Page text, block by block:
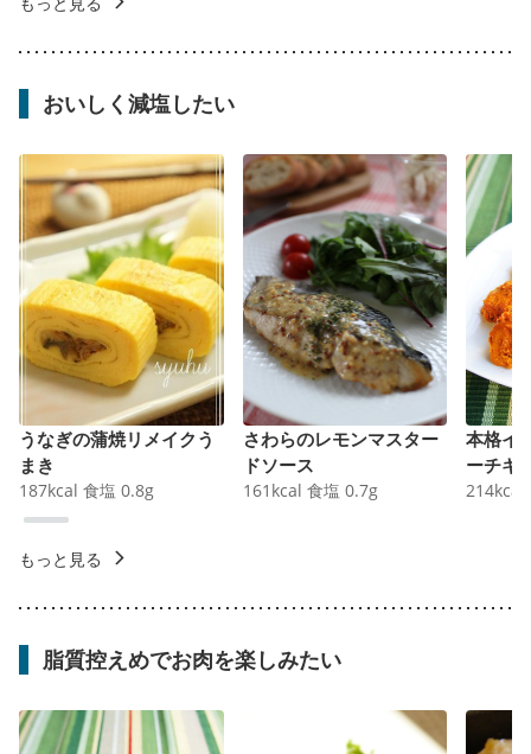
おいしく減塩したい
うなぎの蒲焼リメイクう
まき
187kcal 食塩 0.8g
さわらのレモンマスター
ドソース
161 kcal 食塩 0.7g
本格イ
ーチキ
214kcal
もっと見る
脂質控えめでお肉を楽しみたい